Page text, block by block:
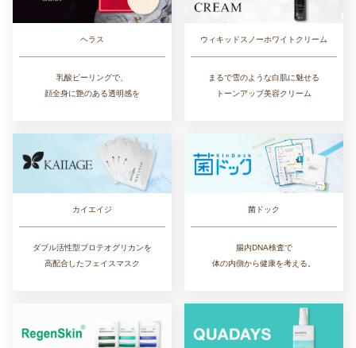
ヘラス
乳酸ピーリングで、
顔全身に艶のある透明感を
ウィキッドスノーホワイトクリーム
まるで雪のような白肌に魅せる
トーンアップ美容クリーム
カイエイジ
ダブル活性型プロテオグリカンを
高配合したフェイスマスク
菌ドック
腸内DNA検査で
体の内側から健康を考える。